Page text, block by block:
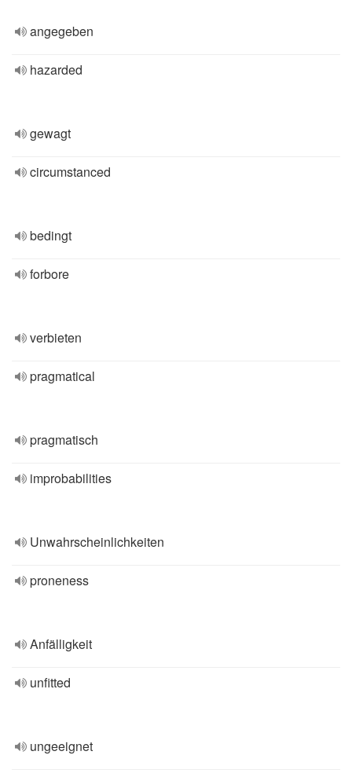
angegeben
hazarded
gewagt
circumstanced
bedingt
forbore
verbieten
pragmatical
pragmatisch
improbabilities
Unwahrscheinlichkeiten
proneness
Anfälligkeit
unfitted
ungeeignet